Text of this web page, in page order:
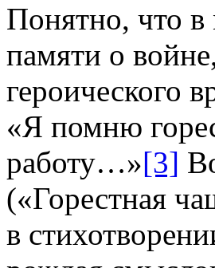
Понятно, что
памяти о
героического
«Я помню
работу…»[3]
(«Горестная
в